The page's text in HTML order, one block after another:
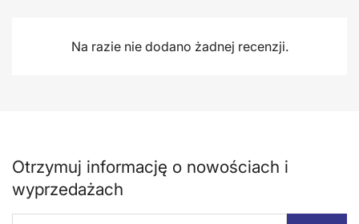
Na razie nie dodano żadnej recenzji.
Otrzymuj informację o nowościach i
wyprzedażach